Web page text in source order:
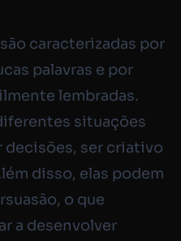
caracterizadas por
palavras e por
lembradas.
situações
decisões, ser criativo
disso, elas podem
o que
a desenvolver